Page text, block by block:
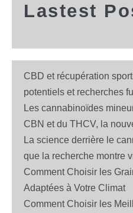
Lastest
CBD et récupération
potentiels et recherches
Les cannabinoïdes
CBN et du THCV, la
La science derrière le
que la recherche montre
Comment Choisir les
Adaptées à Votre Climat
Comment Choisir les